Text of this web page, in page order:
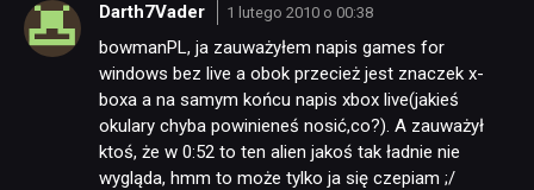
Darth7Vader 1 lutego 2010 o 00:38
bowmanPL, ja zauważyłem napis games for
windows bez live a obok przecież jest znaczek x-
boxa a na samym końcu napis xbox live(jakieś
okulary chyba powinieneś nosić,co?). A zauważył
ktoś, że w 0:52 to ten alien jakoś tak ładnie nie
wygląda, hmm to może tylko ja się czepiam ;/